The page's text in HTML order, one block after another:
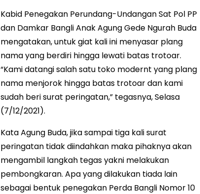
Kabid Penegakan Perundang-Undangan Sat Pol PP
dan Damkar Bangli Anak Agung Gede Ngurah Buda
mengatakan, untuk giat kali ini menyasar plang
nama yang berdiri hingga lewati batas trotoar.
“Kami datangi salah satu toko modernt yang plang
nama menjorok hingga batas trotoar dan kami
sudah beri surat peringatan,” tegasnya, Selasa
(7/12/2021).
Kata Agung Buda, jika sampai tiga kali surat
peringatan tidak diindahkan maka pihaknya akan
mengambil langkah tegas yakni melakukan
pembongkaran. Apa yang dilakukan tiada lain
sebagai bentuk penegakan Perda Bangli Nomor 10